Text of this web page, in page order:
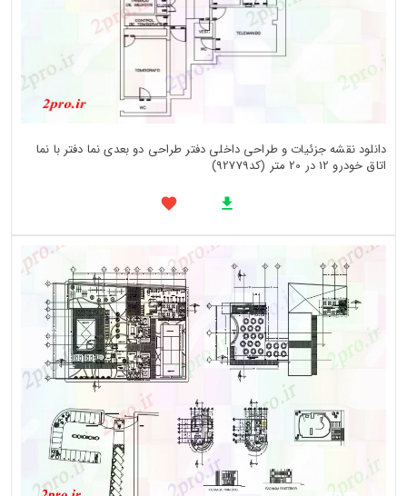
دانلود نقشه جزئیات و طراحی داخلی دفتر طراحی دو بعدی نما دفتر با نما
اتاق خودرو 12 در 20 متر (کد92779)